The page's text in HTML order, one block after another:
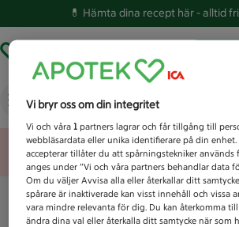
💊 Hämta dina recept här -alltid
Vad letar du efter idag?
Unknown error
Vi bryr oss om din integritet
Vi och våra1 partners lagrar och får tillgång till
webbläsardata eller unika identifierare på din
accepterar tillåter du att spårningstekniker används
anges under ”Vi och våra partners behandlar data
Om du väljer Avvisa alla eller återkallar ditt
spårare är inaktiverade kan visst innehåll och vissa
vara mindre relevanta för dig. Du kan återkomma
ändra dina val eller återkalla ditt samtycke när som